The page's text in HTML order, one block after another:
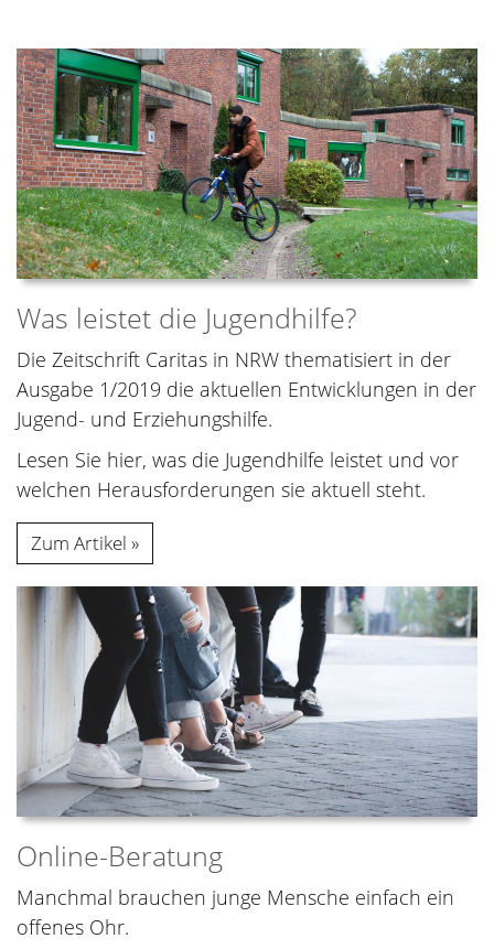
Was leistet die Jugendhilfe?
Die Zeitschrift Caritas in NRW thematisiert in der
Ausgabe 1/2019 die aktuellen Entwicklungen in der
Jugend- und Erziehungshilfe.
Lesen Sie hier, was die Jugendhilfe leistet und vor
welchen Herausforderungen sie aktuell steht.
Zum Artikel
Online-Beratung
Manchmal brauchen junge Mensche einfach ein
offenes Ohr.